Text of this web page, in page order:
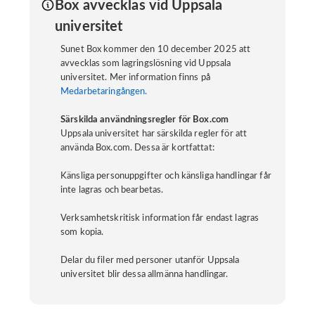
Box avvecklas vid Uppsala
universitet
Sunet Box kommer den 10 december 2025 att
avvecklas som lagringslösning vid Uppsala
universitet. Mer information finns på
Medarbetaringången.
Särskilda användningsregler för Box.com
Uppsala universitet har särskilda regler för att
använda Box.com. Dessa är kortfattat:
Känsliga personuppgifter och känsliga handlingar får
inte lagras och bearbetas.
Verksamhetskritisk information får endast lagras
som kopia.
Delar du filer med personer utanför Uppsala
universitet blir dessa allmänna handlingar.